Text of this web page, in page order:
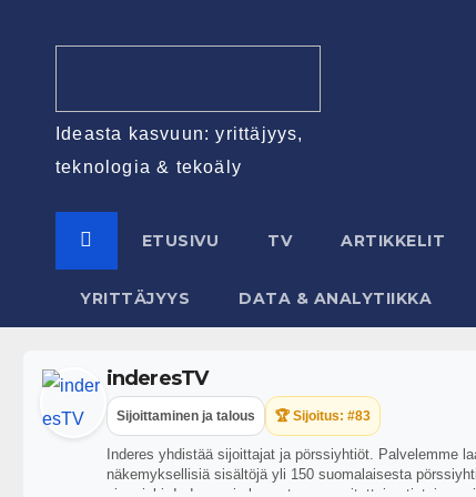
Ideasta kasvuun: yrittäjyys,
teknologia & tekoäly
ETUSIVU TV ARTIKKELIT
YRITTÄJYYS DATA & ANALYTIIKKA
inderesTV
Sijoittaminen ja talous 🏆 Sijoitus: #83
Inderes yhdistää sijoittajat ja pörssiyhtiöt. Palvelemme
näkemyksellisiä sisältöjä yli 150 suomalaisesta